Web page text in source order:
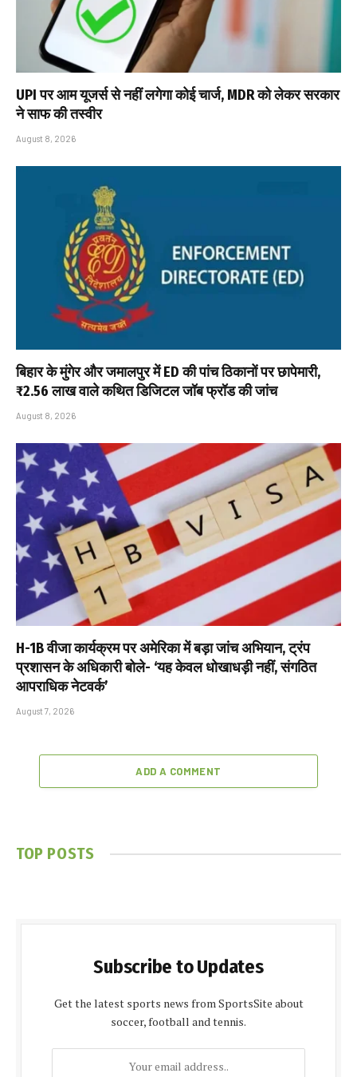
UPI पर आम यूजर्स से नहीं लगेगा कोई चार्ज, MDR को लेकर सरकार
ने साफ की तस्वीर
August 8, 2026
बिहार के मुंगेर और जमालपुर में ED की पांच ठिकानों पर छापेमारी,
₹2.56 लाख वाले कथित डिजिटल जॉब फ्रॉड की जांच
August 8, 2026
H-1B वीजा कार्यक्रम पर अमेरिका में बड़ा जांच अभियान, ट्रंप
प्रशासन के अधिकारी बोले- ‘यह केवल धोखाधड़ी नहीं, संगठित
आपराधिक नेटवर्क’
August 7, 2026
ADD A COMMENT
TOP POSTS
Subscribe to Updates
Get the latest sports news from SportsSite about
soccer, football and tennis.